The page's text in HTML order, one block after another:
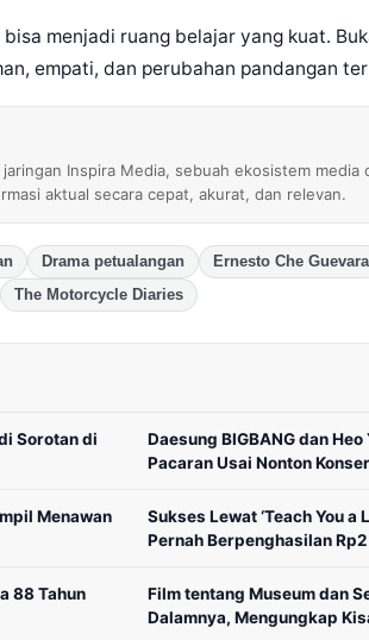
menjadi ruang belajar yang kuat.
empati, dan perubahan pandangan
Inspira Media, sebuah ekosistem
aktual secara cepat, akurat, dan relevan.
Drama petualangan Ernesto Che Guevara
The Motorcycle Diaries
Sorotan di
Daesung BIGBANG dan
Pacaran Usai Nonton
Menawan
Sukses Lewat ‘Teach You a
Pernah Berpenghasilan
88 Tahun
Film tentang Museum dan
Dalamnya, Mengungkap